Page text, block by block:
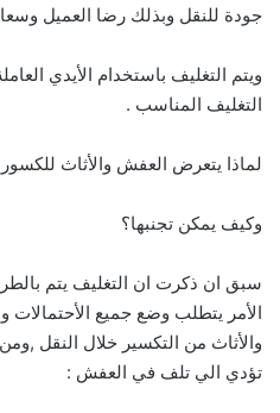
جودة للنقل وبذلك رضا العميل
ويتم التغليف باستخدام الأيدي
التغليف المناسب .
لماذا يتعرض العفش والأثاث
وكيف يمكن تجنبها؟
سبق ان ذكرت ان التغليف يتم
الأمر يتطلب وضع جميع
والأثاث من التكسير خلال النقل
تؤدي الي تلف في العفش :